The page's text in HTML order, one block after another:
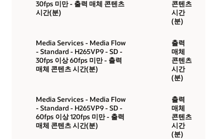
30fps 미만 - 출력 매체 콘텐츠
시간(분)
콘텐츠
시간
(분)
Media Services - Media Flow
- Standard - H265VP9 - SD -
30fps 이상 60fps 미만 - 출력
매체 콘텐츠 시간(분)
출력
매체
콘텐츠
시간
(분)
Media Services - Media Flow
- Standard - H265VP9 - SD -
60fps 이상 120fps 미만 - 출력
매체 콘텐츠 시간(분)
출력
매체
콘텐츠
시간
(분)